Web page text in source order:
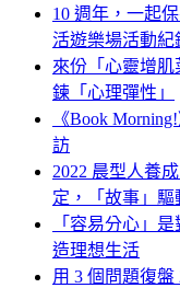
10 週年，一起
活遊樂場活動紀
來份「心靈增肌
鍊「心理彈性」
《Book
訪
2022 晨型人養
定，「故事」
「容易分心」
造理想生活
用 3 個問題復盤